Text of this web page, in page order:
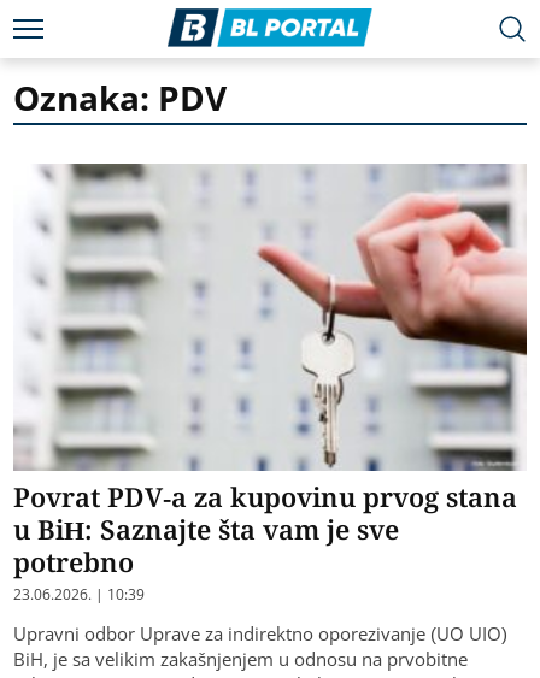
Oznaka: PDV
Povrat PDV-a za kupovinu prvog stana
u BiH: Saznajte šta vam je sve
potrebno
23.06.2026. | 10:39
Upravni odbor Uprave za indirektno oporezivanje (UO UIO)
BiH, je sa velikim zakašnjenjem u odnosu na prvobitne